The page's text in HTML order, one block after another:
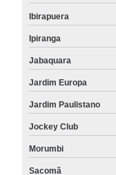
Ibirapuera
Ipiranga
Jabaquara
Jardim Europa
Jardim Paulistano
Jockey Club
Morumbi
Sacomã